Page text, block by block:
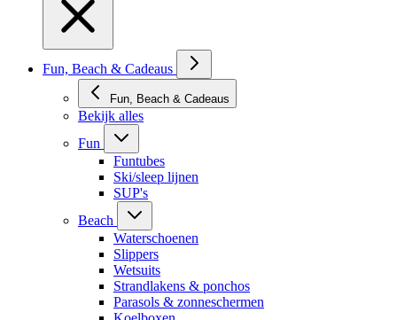
Fun, Beach & Cadeaus
Fun, Beach & Cadeaus
Bekijk alles
Fun
Funtubes
Ski/sleep lijnen
SUP's
Beach
Waterschoenen
Slippers
Wetsuits
Strandlakens & ponchos
Parasols & zonneschermen